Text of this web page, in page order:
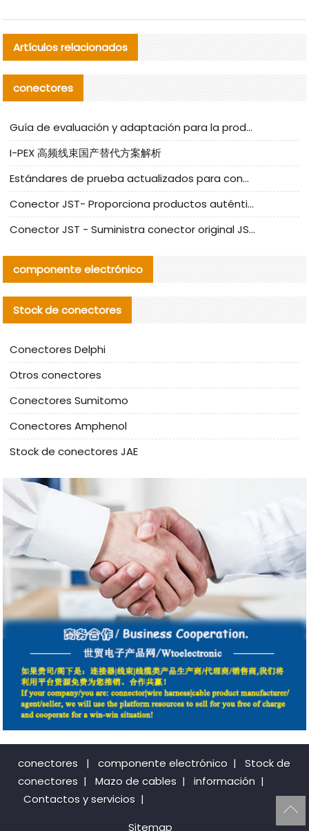
Artículos relacionados
conectores
Guía de evaluación y adaptación para la producción en serie de componentes de cables nacionales para CNC Tech
I-PEX 高频线束国产替代方案解析
Estándares de prueba actualizados para conectores nacionales bajo la referencia de CLIFF
Conector JST- Proporciona productos auténticos y alternativos del conector JST NSHR-02V-S
Conector JST - Suministra conector original JST GHR-09V-S | productos alternativos
componente electrónico
Stock de conectores
Conectores Delphi
Otros conectores
Conectores Sumitomo
Conectores Amphenol
Stock de conectores JAE
conectores | componente electrónico |
Stock de
conectores | Mazo de cables | información |
Contactos y servicios |
Sitemap